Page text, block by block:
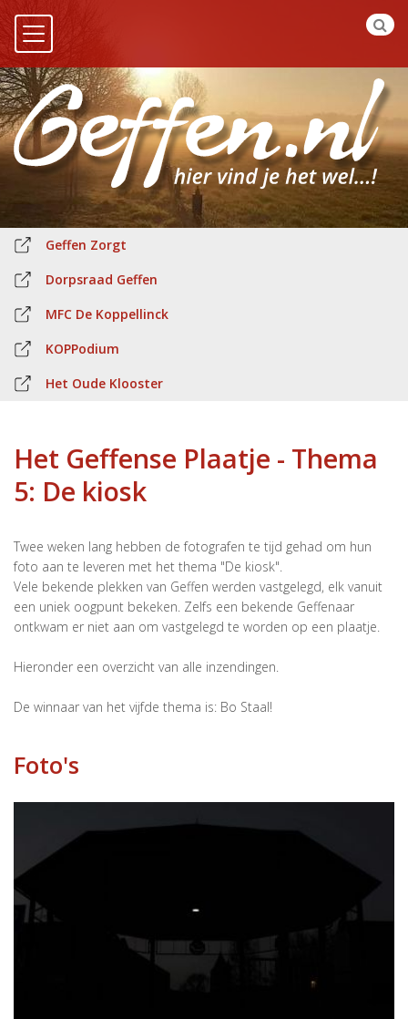
Geffen Zorgt
Dorpsraad Geffen
MFC De Koppellinck
KOPPodium
Het Oude Klooster
Het Geffense Plaatje - Thema
5: De kiosk
Twee weken lang hebben de fotografen te tijd gehad om hun
foto aan te leveren met het thema "De kiosk".
Vele bekende plekken van Geffen werden vastgelegd, elk vanuit
een uniek oogpunt bekeken. Zelfs een bekende Geffenaar
ontkwam er niet aan om vastgelegd te worden op een plaatje.
Hieronder een overzicht van alle inzendingen.
De winnaar van het vijfde thema is: Bo Staal!
Foto's